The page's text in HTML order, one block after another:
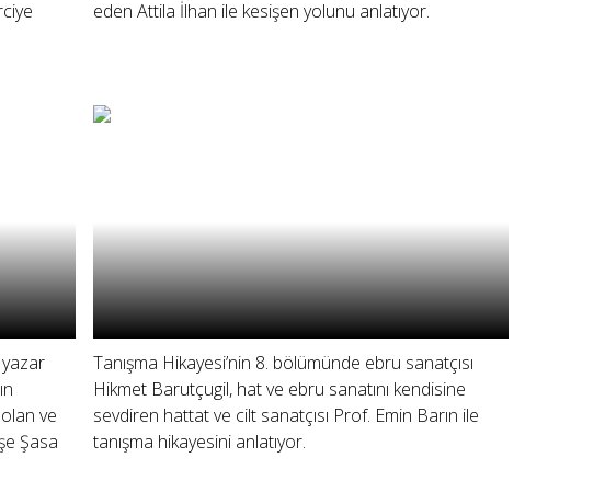
eden Attila İlhan ile kesişen yolunu anlatıyor.
ve
Şasa
Tanışma Hikayesi’nin 8. bölümünde ebru sanatçısı
Hikmet Barutçugil, hat ve ebru sanatını kendisine
sevdiren hattat ve cilt sanatçısı Prof. Emin Barın ile
tanışma hikayesini anlatıyor.